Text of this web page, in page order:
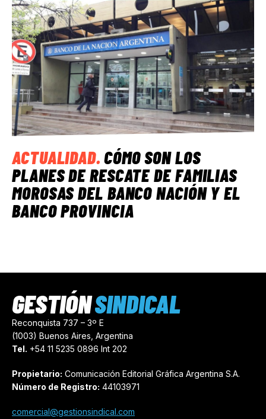
ACTUALIDAD.CÓMO SON LOS
PLANES DE RESCATE DE FAMILIAS
MOROSAS DEL BANCO NACIÓN Y EL
BANCO PROVINCIA
Reconquista 737 – 3º E
(1003) Buenos Aires, Argentina
Tel. +54 11 5235 0896 Int 202
Propietario: Comunicación Editorial Gráfica Argentina S.A.
Número de Registro: 44103971
comercial@gestionsindical.com
GESTIÓNSINDICAL